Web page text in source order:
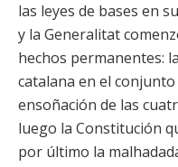
las leyes de bases en
y la Generalitat
hechos permanentes:
catalana en el
ensoñación de las
luego la Constitución
por último la